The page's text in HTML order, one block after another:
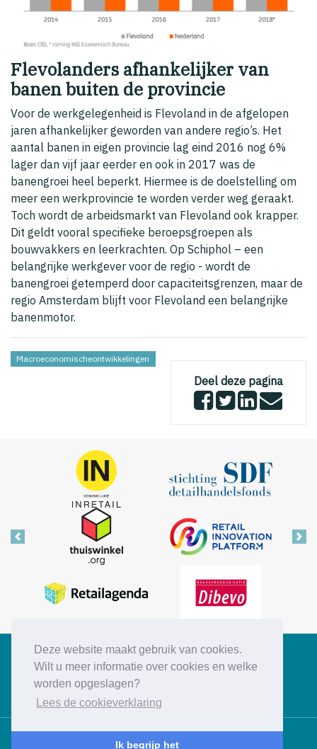
Deze website maakt gebruik van cookies.
Wilt u meer informatie over cookies en welke
worden opgeslagen?
Lees de cookieverklaring
Ik begrijp het
Flevolanders afhankelijker van
banen buiten de provincie
Voor de werkgelegenheid is Flevoland in de afgelopen
jaren afhankelijker geworden van andere regio’s. Het
aantal banen in eigen provincie lag eind 2016 nog 6%
lager dan vijf jaar eerder en ook in 2017 was de
banengroei heel beperkt. Hiermee is de doelstelling om
meer een werkprovincie te worden verder weg geraakt.
Toch wordt de arbeidsmarkt van Flevoland ook krapper.
Dit geldt vooral specifieke beroepsgroepen als
bouwvakkers en leerkrachten. Op Schiphol – een
belangrijke werkgever voor de regio - wordt de
banengroei getemperd door capaciteitsgrenzen, maar de
regio Amsterdam blijft voor Flevoland een belangrijke
banenmotor.
Deel deze pagina
Macroeconomischeontwikkelingen
Vorige
Copyright © 2026 Retail Insiders
Disclaimer Privacy statement